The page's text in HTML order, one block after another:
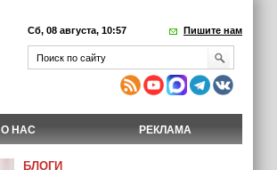
Сб, 08 августа, 10:57 Пишите нам
О НАС РЕКЛАМА
БЛОГИ